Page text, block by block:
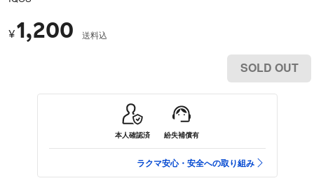
¥1,200 送料込
SOLD OUT
本人確認済 紛失補償有
ラクマ安心・安全への取り組み